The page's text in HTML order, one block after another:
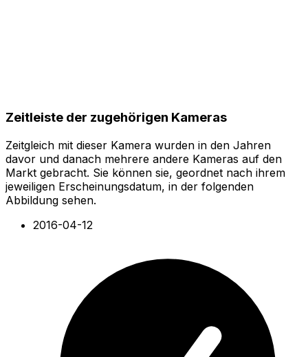
Zeitleiste der zugehörigen Kameras
Zeitgleich mit dieser Kamera wurden in den Jahren
davor und danach mehrere andere Kameras auf den
Markt gebracht. Sie können sie, geordnet nach ihrem
jeweiligen Erscheinungsdatum, in der folgenden
Abbildung sehen.
2016-04-12